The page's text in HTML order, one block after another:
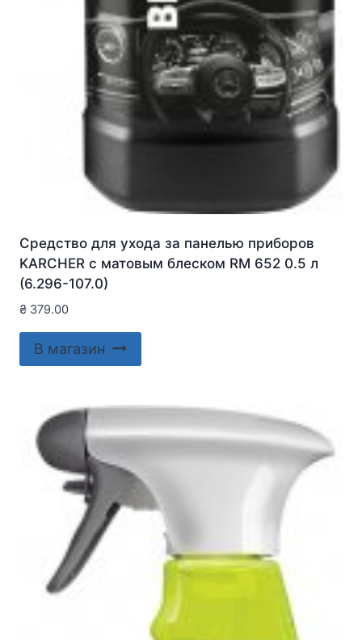
Средство для ухода за панелью приборов
KARCHER с матовым блеском RM 652 0.5 л
(6.296-107.0)
₴ 379.00
В магазин